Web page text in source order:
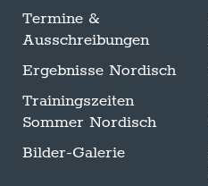
Termine &
Ausschreibungen
Ergebnisse Nordisch
Trainingszeiten
Sommer Nordisch
Bilder-Galerie